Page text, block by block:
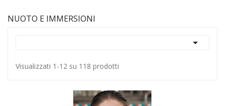
NUOTO E IMMERSIONI

Visualizzati 1-12 su 118 prodotti